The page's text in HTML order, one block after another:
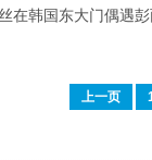
韩国东大门偶遇彭
上一页